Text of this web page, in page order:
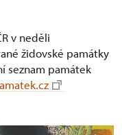
v neděli
židovské památky
seznam památek